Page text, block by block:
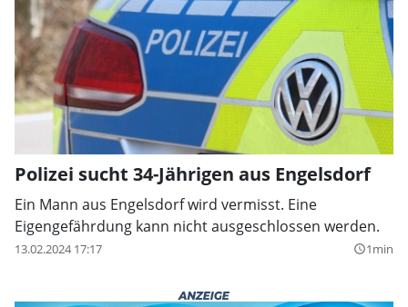
Polizei sucht 34-Jährigen aus Engelsdorf
Ein Mann aus Engelsdorf wird vermisst. Eine
Eigengefährdung kann nicht ausgeschlossen werden.
13.02.2024 17:17 query_builder1min